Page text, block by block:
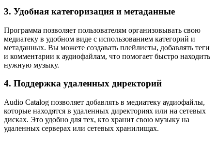
3. Удобная категоризация и метаданные
Программа позволяет пользователям организовывать свою
медиатеку в удобном виде с использованием категорий и
метаданных. Вы можете создавать плейлисты, добавлять теги
и комментарии к аудиофайлам, что помогает быстро находить
нужную музыку.
4. Поддержка удаленных директорий
Audio Catalog позволяет добавлять в медиатеку аудиофайлы,
которые находятся в удаленных директориях или на сетевых
дисках. Это удобно для тех, кто хранит свою музыку на
удаленных серверах или сетевых хранилищах.